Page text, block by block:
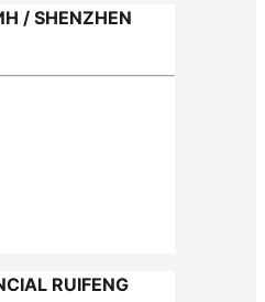
SHENZHEN
RUIFENG